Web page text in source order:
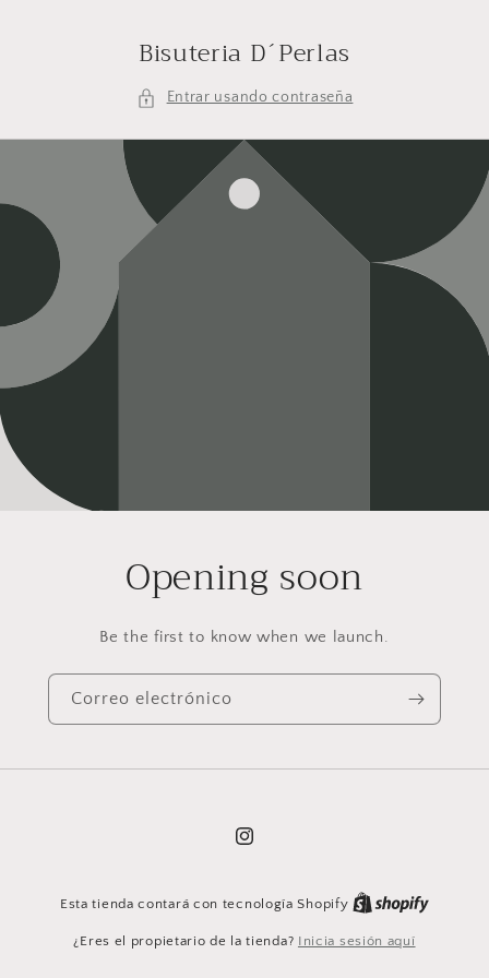
Bisuteria D´Perlas
Entrar usando contraseña
Opening soon
Be the first to know when we launch.
Correo electrónico
Instagram
Esta tienda contará con tecnología Shopify
¿Eres el propietario de la tienda? Inicia sesión aquí